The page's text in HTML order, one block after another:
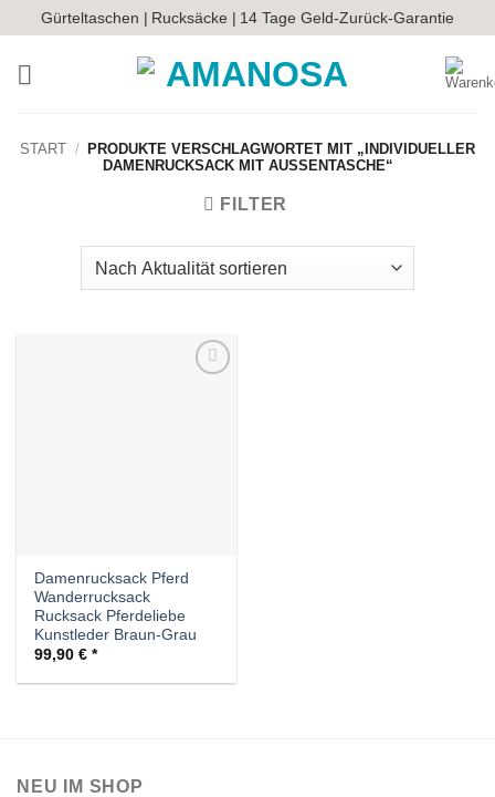
Inhalt
springen
Gürteltaschen | Rucksäcke | 14 Tage Geld-Zurück-Garantie
START /
PRODUKTE VERSCHLAGWORTET MIT „INDIVIDUELLER
DAMENRUCKSACK MIT AUSSENTASCHE“
FILTER
Damenrucksack Pferd
Wanderrucksack
Rucksack Pferdeliebe
Kunstleder Braun-Grau
99,90€
NEU IM SHOP